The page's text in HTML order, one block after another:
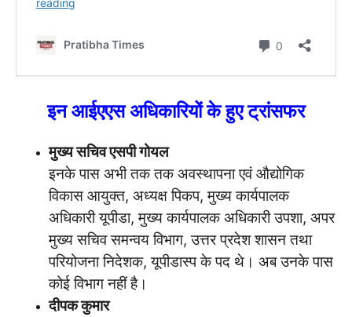
इन आईएएस अधिकारियों के हुए ट्रांसफर
मुख्य सचिव एसपी गोयल
इनके पास अभी तक तक अवस्थापना एवं औद्योगिक
विकास आयुक्त, अध्यक्ष पिकप, मुख्य कार्यपालक
अधिकारी यूपीडा, मुख्य कार्यपालक अधिकारी उपशा, अपर
मुख्य सचिव समन्वय विभाग, उत्तर प्रदेश शासन तथा
परियोजना निदेशक, यूपीडास्प के पद थे। अब उनके पास
कोई विभाग नहीं है।
दीपक कुमार